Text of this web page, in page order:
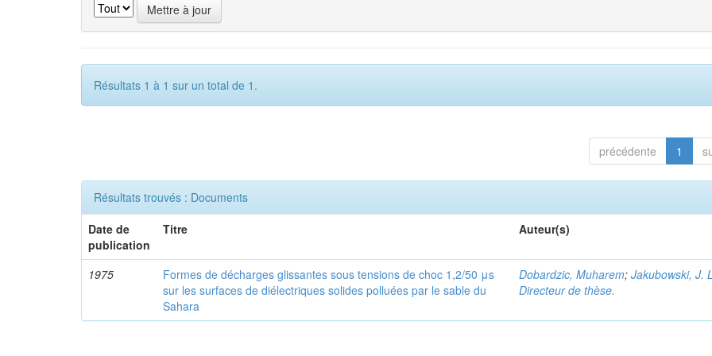
Résultats 1 à 1 sur un total de 1.
précédente 1
Résultats trouvés : Documents
Date de
publication
Titre Auteur(s)
1975
Formes de décharges glissantes sous tensions de choc 1,2/50 μs
sur les surfaces de diélectriques solides polluées par le sable du
Sahara
Dobardzic, Muharem;Jakubowski, J.
Directeur de thèse.